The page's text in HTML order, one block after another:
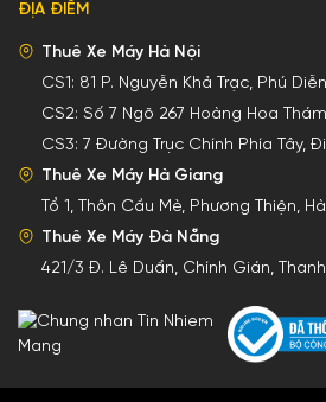
ĐỊA ĐIỂM
Thuê Xe Máy Hà Nội
CS1: 81 P. Nguyễn Khả Trạc, Phú
CS2: Số 7 Ngõ 267 Hoàng Hoa
CS3: 7 Đường Trục Chính Phía Tây,
Thuê Xe Máy Hà Giang
Tổ 1, Thôn Cầu Mè, Phương Thiện,
Thuê Xe Máy Đà Nẵng
421/3 Đ. Lê Duẩn, Chính Gián,